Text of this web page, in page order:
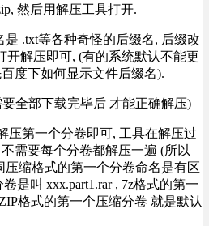
然后用解压工具打开.
.txt等各种奇怪的后缀名, 后缀改
开解压即可, (有的系统默认不能更
度下如何显示文件后缀名).
全部下载完毕后 才能正确解压)
压第一个分卷即可, 工具在解压过
需要每个分卷都解压一遍 (所以
压缩格式的第一个分卷命名是有区
是叫 xxx.part1.rar , 7z格式的第一
格式的第一个压缩分卷 就是默认